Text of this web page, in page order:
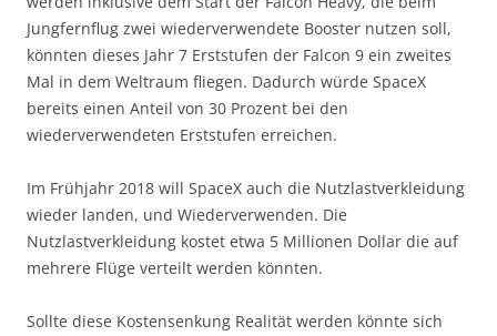
Jungfernflug zwei wiederverwendete Booster nutzen soll,
könnten dieses Jahr 7 Erststufen der Falcon 9 ein zweites
Mal in dem Weltraum fliegen. Dadurch würde SpaceX
bereits einen Anteil von 30 Prozent bei den
wiederverwendeten Erststufen erreichen.
Im Frühjahr 2018 will SpaceX auch die Nutzlastverkleidung
wieder landen, und Wiederverwenden. Die
Nutzlastverkleidung kostet etwa 5 Millionen Dollar die auf
mehrere Flüge verteilt werden könnten.
Sollte diese Kostensenkung Realität werden könnte sich